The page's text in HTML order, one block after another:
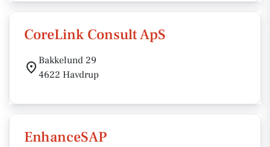
CoreLink Consult ApS
Bakkelund 29
4622 Havdrup
EnhanceSAP